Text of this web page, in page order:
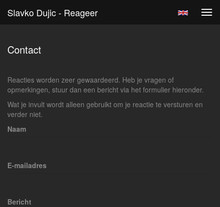
Slavko Dujic - Reageer
Contact
Reacties worden zeer gewaardeerd. Heb je vragen of
opmerkingen, stuur dan een bericht via het formulier hieronder.
Wat je invult wordt alleen gebruikt om je reactie te versturen en
verder niet.
Naam
E-mailadres
Bericht